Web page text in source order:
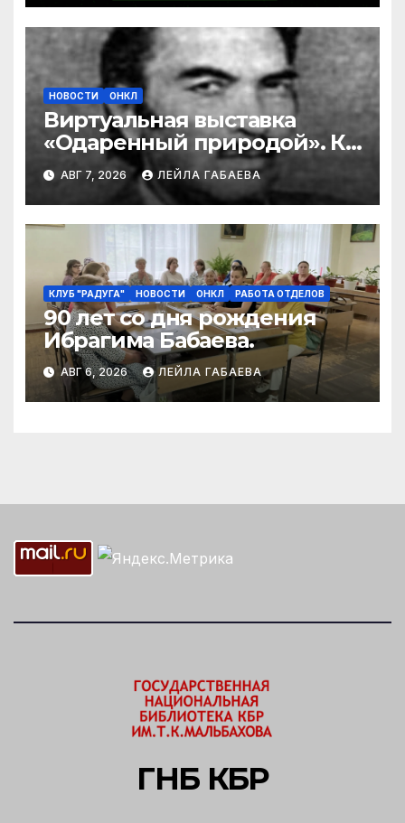
НОВОСТИ ОНКЛ
Виртуальная выставка
«Одаренный природой». К
90-летию со дня рождения
Ибрагима Бабаева
АВГ 7, 2026 ЛЕЙЛА ГАБАЕВА
КЛУБ "РАДУГА" НОВОСТИ ОНКЛ РАБОТА ОТДЕЛОВ
90 лет со дня рождения
Ибрагима Бабаева.
АВГ 6, 2026 ЛЕЙЛА ГАБАЕВА
ГНБ КБР